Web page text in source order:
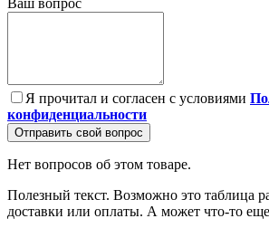
Ваш вопрос
Я прочитал и согласен с условиями
конфиденциальности
Отправить свой вопрос
Нет вопросов об этом товаре.
Полезный текст. Возможно это таблица
доставки или оплаты. А может что-то